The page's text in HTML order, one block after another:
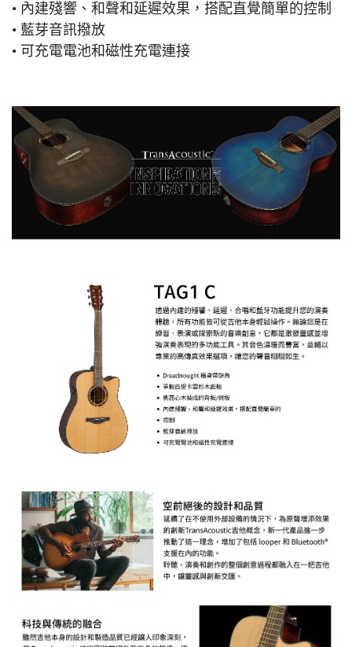
• 內建殘響、和聲和延遲效果，搭配直覺簡單的控制
• 藍芽音訊撥放
• 可充電電池和磁性充電連接